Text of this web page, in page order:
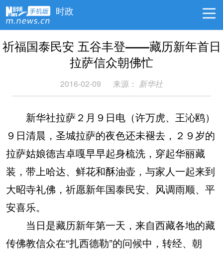
时政
祈福国泰民安 五谷丰登——藏历新年首日
拉萨信众朝佛忙
2016-02-09 来源： 新华社
新华社拉萨２月９日电（许万虎、王沁鸥）
９日清晨，圣城拉萨的夜色还未褪去，２９岁的
拉萨姑娘德吉卓嘎早早起身梳洗，穿起华丽藏
装，带上哈达、鲜花和酥油壶，与家人一起来到
大昭寺礼佛，祈愿新年国泰民安、风调雨顺、平
安喜乐。
当日是藏历新年第一天，来自西藏各地的藏
传佛教信众在“扎西德勒”的问候中，转经、朝